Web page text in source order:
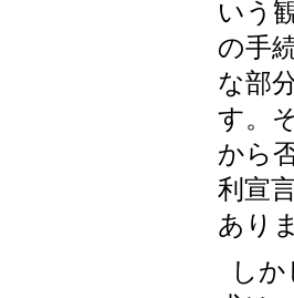
いう
の手
な部
す。
から
利宣
あり
し